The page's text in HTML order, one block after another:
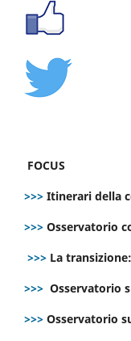
FOCUS
>>> Itinerari della
>>> Osservatorio
>>> La
>>> Osservatorio
>>> Osservatorio